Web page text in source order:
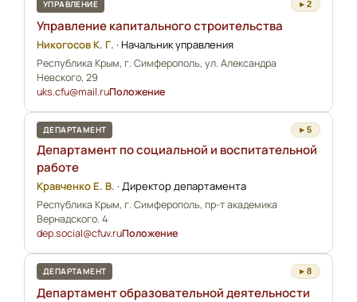
УПРАВЛЕНИЕ ▸ 2
Управление капитального строительства
Никогосов К. Г. · Начальник управления
Республика Крым, г. Симферополь, ул. Александра
Невского, 29
uks.cfu@mail.ruПоложение
ДЕПАРТАМЕНТ ▸ 5
Департамент по социальной и воспитательной
работе
Кравченко Е. В. · Директор департамента
Республика Крым, г. Симферополь, пр-т академика
Вернадского. 4
dep.social@cfuv.ruПоложение
ДЕПАРТАМЕНТ ▸ 8
Департамент образовательной деятельности